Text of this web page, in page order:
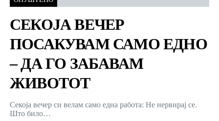
СЕКОЈА ВЕЧЕР
ПОСАКУВАМ САМО ЕДНО
– ДА ГО ЗАБАВАМ
ЖИВОТОТ
Секоја вечер си велам само една работа: Не нервирај се.
Што било…